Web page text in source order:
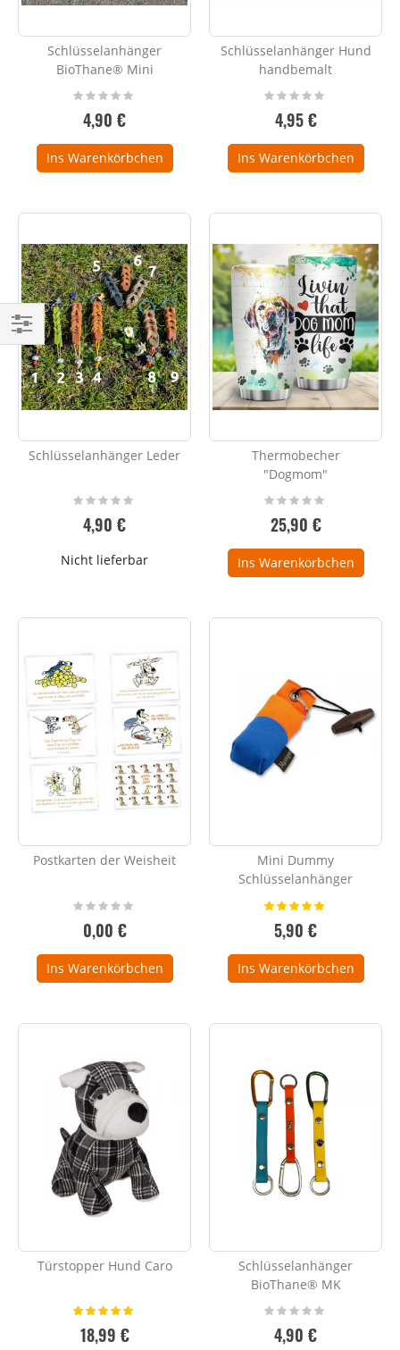
Schlüsselanhänger
BioThane® Mini
Rating:
0%
4,90 €
Ins Warenkörbchen
Schlüsselanhänger Hund
handbemalt
Rating:
0%
4,95 €
Ins Warenkörbchen
Schlüsselanhänger Leder
Rating:
4,90 €
Nicht lieferbar
Thermobecher
"Dogmom"
Rating:
25,90 €
Ins Warenkörbchen
Postkarten der Weisheit
Rating:
0%
0,00 €
Ins Warenkörbchen
Mini Dummy
Schlüsselanhänger
Bewertung:
100%
5,90 €
Ins Warenkörbchen
Türstopper Hund Caro
Bewertung:
100%
18,99 €
Schlüsselanhänger
BioThane® MK
Rating:
0%
4,90 €
Einkaufsoptionen